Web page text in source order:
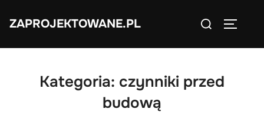
ZAPROJEKTOWANE.PL
Search
Kategoria: czynniki przed
budową